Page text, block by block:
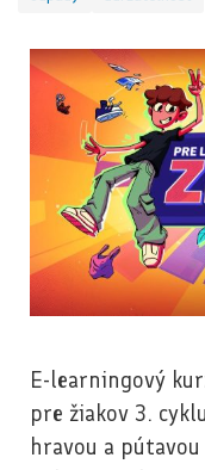
E-learningový
pre žiakov 3.
hravou a